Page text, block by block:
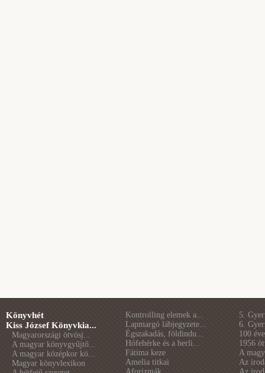
Könyvhét
Kiss József Könyvkia...
Magyarországi ötvösj...
A magyar könyvgyűjtő...
A magyar középkor kö...
Magyar könyvlexikon
Kontrolling elemek a...
Lapmargó lábjegyzete...
Égszakadás, földindu...
Hófehérke és a berli...
Fátima keze
Amelia titkai
5.
6.
100
1956
A
Az